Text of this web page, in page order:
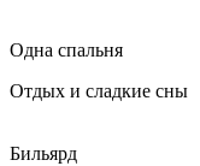
Одна спальня
Отдых и сладкие сны
Бильярд